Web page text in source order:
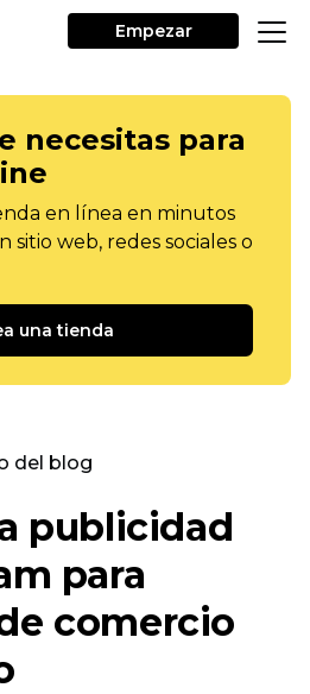
Empezar
necesitas para
en línea en minutos
sitio web, redes sociales o
una tienda
del blog
publicidad
para
comercio